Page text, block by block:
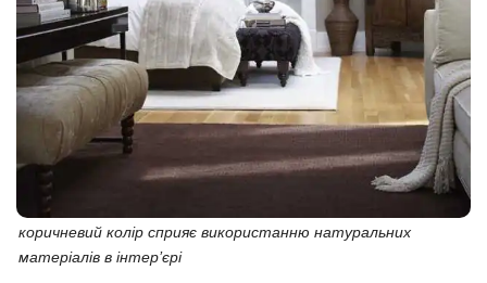
коричневий колір сприяє використанню натуральних
матеріалів в інтер’єрі